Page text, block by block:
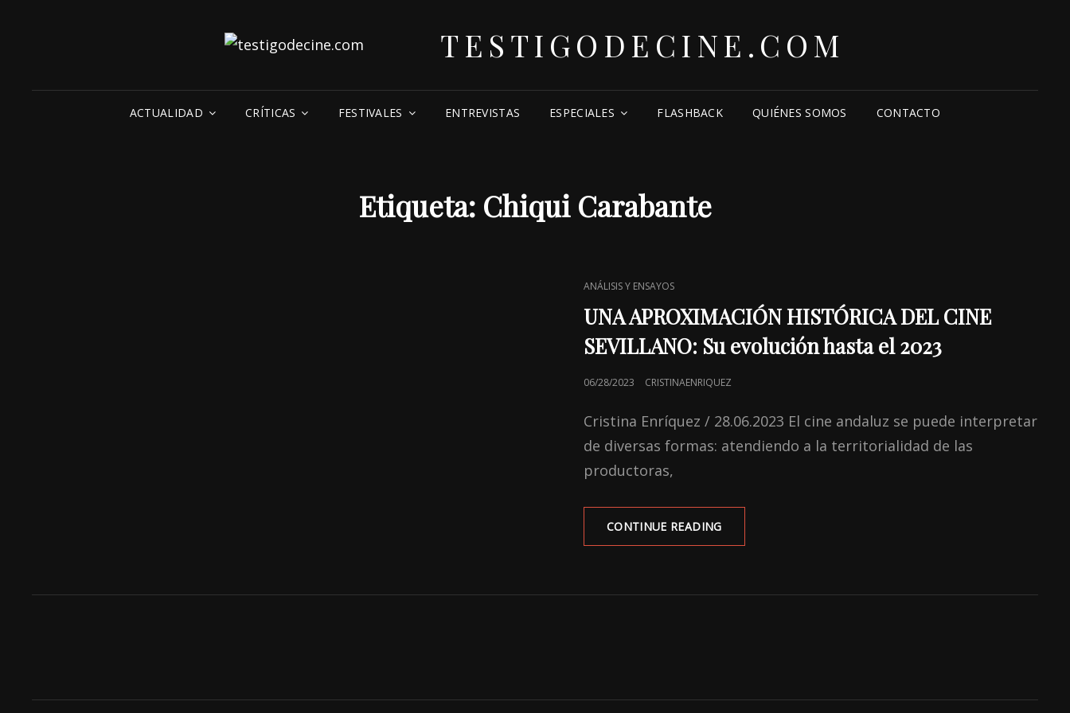
TESTIGODECINE.COM
ACTUALIDAD CRÍTICAS FESTIVALES ENTREVISTAS ESPECIALES FLASHBACK QUIÉNES SOMOS CONTACTO
Etiqueta: Chiqui Carabante
CAT
LINKS
ANÁLISIS Y ENSAYOS
UNA APROXIMACIÓN HISTÓRICA DEL CINE
SEVILLANO: Su evolución hasta el 2023
POSTED
06/28/2023 CRISTINAENRIQUEZ
Cristina Enríquez / 28.06.2023 El cine andaluz se puede interpretar
de diversas formas: atendiendo a la territorialidad de las
productoras,
CONTINUE READINGUNA
APROXIMACIÓN
CINE